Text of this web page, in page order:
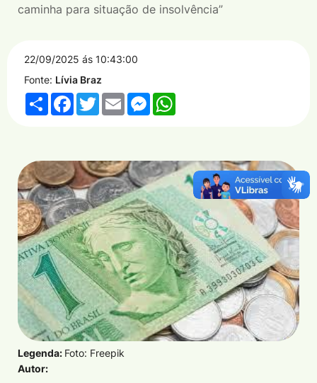
caminha para situação de insolvência”
22/09/2025 ás 10:43:00
Fonte: Lívia Braz
ShareFacebook
Twitter
EmailMessenger
Legenda: Foto: Freepik
Autor: